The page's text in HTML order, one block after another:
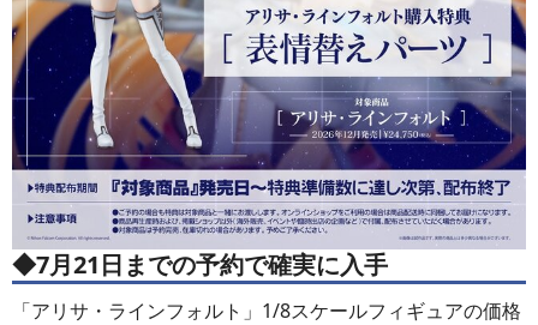
◆7月21日までの予約で確実に入手
「アリサ・ラインフォルト」1/8スケールフィギュアの価格